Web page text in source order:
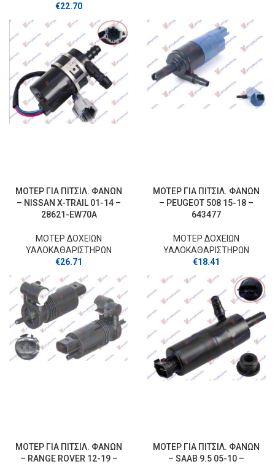
€22.70
ΜΟΤΕΡ ΓΙΑ ΠΙΤΣΙΛ. ΦΑΝΩΝ
– NISSAN X-TRAIL 01-14 –
28621-EW70A
ΜΟΤΕΡ ΔΟΧΕΙΩΝ
ΥΑΛΟΚΑΘΑΡΙΣΤΗΡΩΝ
€26.71
ΜΟΤΕΡ ΓΙΑ ΠΙΤΣΙΛ. ΦΑΝΩΝ
– PEUGEOT 508 15-18 –
643477
ΜΟΤΕΡ ΔΟΧΕΙΩΝ
ΥΑΛΟΚΑΘΑΡΙΣΤΗΡΩΝ
€18.41
ΜΟΤΕΡ ΓΙΑ ΠΙΤΣΙΛ. ΦΑΝΩΝ
– RANGE ROVER 12-19 –
ΜΟΤΕΡ ΓΙΑ ΠΙΤΣΙΛ. ΦΑΝΩΝ
– SAAB 9.5 05-10 –